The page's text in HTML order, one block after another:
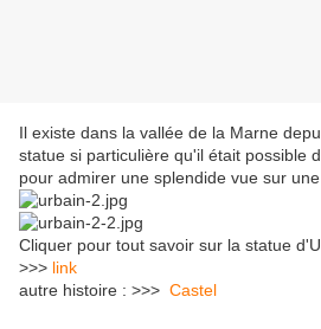
Il existe dans la vallée de la Marne
statue si particulière qu'il était possible
pour admirer une splendide vue sur
Cliquer pour tout savoir sur la statue
>>> link
autre histoire : >>> Castel